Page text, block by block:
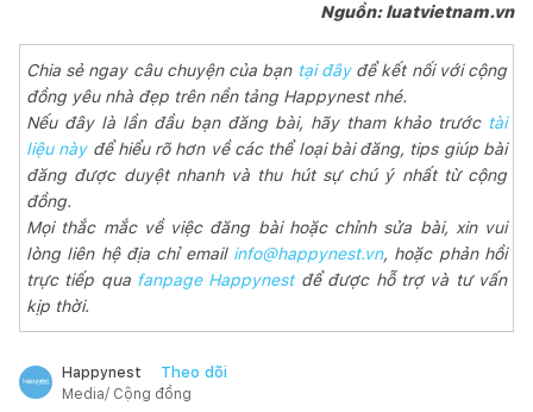
Nguồn: luatvietnam.vn
Chia sẻ ngay câu chuyện của bạn tại đâyđể kết nối với cộng
đồng yêu nhà đẹp trên nền tảng Happynest nhé.
Nếu đây là lần đầu bạn đăng bài, hãy tham khảo trướctài
liệu nàyđể hiểu rõ hơn về các thể loại bài đăng, tips giúp bài
đăng được duyệt nhanh và thu hút sự chú ý nhất từ cộng
đồng.
Mọi thắc mắc về việc đăng bài hoặc chỉnh sửa bài, xin vui
lòng liên hệ địa chỉ email info@happynest.vn, hoặc phản hồi
trực tiếp qua fanpage Happynestđể được hỗ trợ và tư vấn
kịp thời.
Happynest Theo dõi
Media/ Cộng đồng